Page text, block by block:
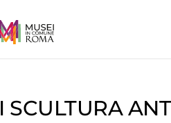
SCULTURA